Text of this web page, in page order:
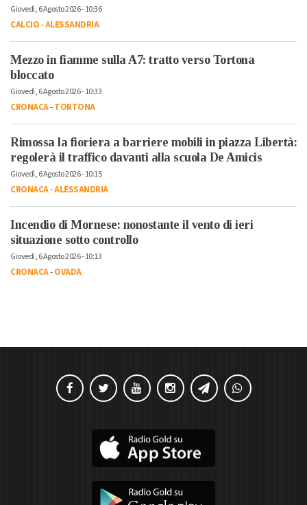
Giovedì, 6 Agosto 2026 - 10:36
CALCIO-ALESSANDRIA
Mezzo in fiamme sulla A7: tratto verso Tortona
bloccato
Giovedì, 6 Agosto 2026 - 10:33
CRONACA-TORTONA
Rimossa la fioriera a barriere mobili in piazza Libertà:
regolerà il traffico davanti alla scuola De Amicis
Giovedì, 6 Agosto 2026 - 10:15
CRONACA-ALESSANDRIA
Incendio di Mornese: nonostante il vento di ieri
situazione sotto controllo
Giovedì, 6 Agosto 2026 - 10:13
CRONACA-OVADA